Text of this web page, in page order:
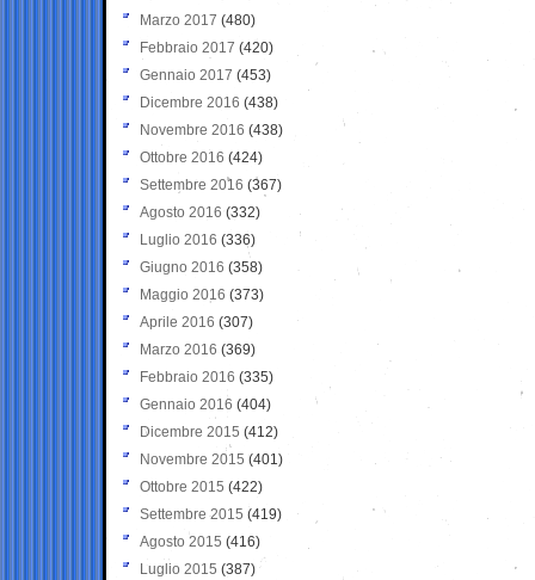
Marzo 2017 (480)
Febbraio 2017 (420)
Gennaio 2017 (453)
Dicembre 2016 (438)
Novembre 2016 (438)
Ottobre 2016 (424)
Settembre 2016 (367)
Agosto 2016 (332)
Luglio 2016 (336)
Giugno 2016 (358)
Maggio 2016 (373)
Aprile 2016 (307)
Marzo 2016 (369)
Febbraio 2016 (335)
Gennaio 2016 (404)
Dicembre 2015 (412)
Novembre 2015 (401)
Ottobre 2015 (422)
Settembre 2015 (419)
Agosto 2015 (416)
Luglio 2015 (387)